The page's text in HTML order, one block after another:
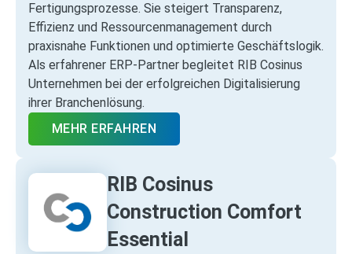
Fertigungsprozesse. Sie steigert Transparenz,
Effizienz und Ressourcenmanagement durch
praxisnahe Funktionen und optimierte Geschäftslogik.
Als erfahrener ERP‑Partner begleitet RIB Cosinus
Unternehmen bei der erfolgreichen Digitalisierung
ihrer Branchenlösung.
MEHR ERFAHREN
RIB Cosinus
Construction Comfort
Essential